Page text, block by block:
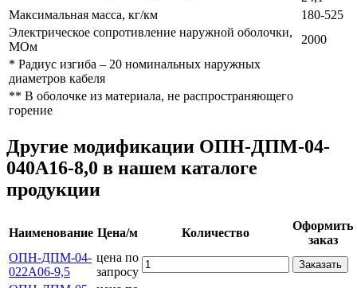
Максимальная масса, кг/км
180-525
Электрическое сопротивление наружной оболочки,
МОм
2000
* Радиус изгиба – 20 номинальных наружных
диаметров кабеля
** В оболочке из материала, не распространяющего
горение
Другие модификации ОПН-ДПМ-04-
040А16-8,0 в нашем каталоге
продукции
Наименование Цена/м Количество
Оформить
заказ
ОПН-ДПМ-04-
022А06-9,5
цена по
запросу
Заказать